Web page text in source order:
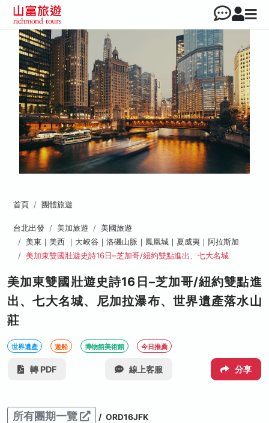
首頁 團體旅遊
台北出發 美加旅遊
美國旅遊
美東｜美西 ｜大峽谷｜洛磯山脈｜鳳凰城｜夏威夷｜阿拉斯加
美加東雙國壯遊史詩16日–芝加哥/紐約雙點進出、七大名城
美加東雙國壯遊史詩16日–芝加哥/紐約雙點進
出、七大名城、尼加拉瀑布、世界遺產落水山
莊
世界遺產 遊船 博物館美術館 今日推薦
轉 PDF 線上客服 分享
所有團期一覽 / ORD16JFK